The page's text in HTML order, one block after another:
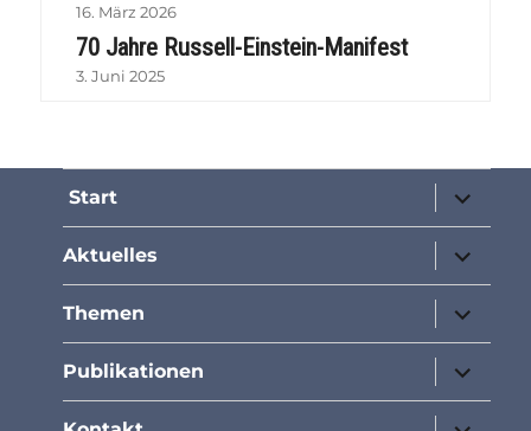
16. März 2026
70 Jahre Russell-Einstein-Manifest
3. Juni 2025
Start
öffnen
Aktuelles
öffnen
Themen
öffnen
Publikationen
öffnen